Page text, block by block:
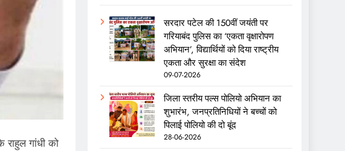
राहुल गांधी को
सरदार पटेल की 150वीं जयंती पर
गरियाबंद पुलिस का ‘एकता वृक्षारोपण
अभियान’, विद्यार्थियों को दिया राष्ट्रीय
एकता और सुरक्षा का संदेश
09-07-2026
जिला स्तरीय पल्स पोलियो अभियान का
शुभारंभ, जनप्रतिनिधियों ने बच्चों को
पिलाई पोलियो की दो बूंद
28-06-2026